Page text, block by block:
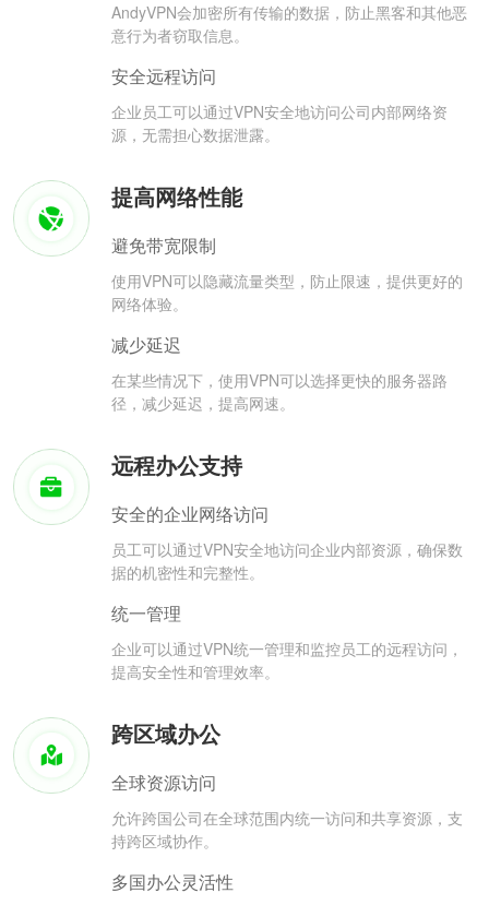
AndyVPN会加密所有传输的数据，防止黑客和其他恶
意行为者窃取信息。
安全远程访问
企业员工可以通过VPN安全地访问公司内部网络资
源，无需担心数据泄露。
提高网络性能
避免带宽限制
使用VPN可以隐藏流量类型，防止限速，提供更好的
网络体验。
减少延迟
在某些情况下，使用VPN可以选择更快的服务器路
径，减少延迟，提高网速。
远程办公支持
安全的企业网络访问
员工可以通过VPN安全地访问企业内部资源，确保数
据的机密性和完整性。
统一管理
企业可以通过VPN统一管理和监控员工的远程访问，
提高安全性和管理效率。
跨区域办公
全球资源访问
允许跨国公司在全球范围内统一访问和共享资源，支
持跨区域协作。
多国办公灵活性